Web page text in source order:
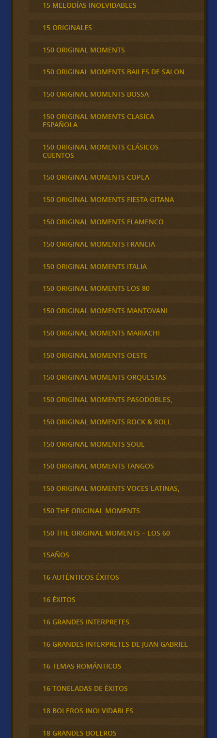
15 MELODÍAS INOLVIDABLES
15 ORIGINALES
150 ORIGINAL MOMENTS
150 ORIGINAL MOMENTS BAILES DE SALON
150 ORIGINAL MOMENTS BOSSA
150 ORIGINAL MOMENTS CLASICA
ESPAÑOLA
150 ORIGINAL MOMENTS CLÁSICOS
CUENTOS
150 ORIGINAL MOMENTS COPLA
150 ORIGINAL MOMENTS FIESTA GITANA
150 ORIGINAL MOMENTS FLAMENCO
150 ORIGINAL MOMENTS FRANCIA
150 ORIGINAL MOMENTS ITALIA
150 ORIGINAL MOMENTS LOS 80
150 ORIGINAL MOMENTS MANTOVANI
150 ORIGINAL MOMENTS MARIACHI
150 ORIGINAL MOMENTS OESTE
150 ORIGINAL MOMENTS ORQUESTAS
150 ORIGINAL MOMENTS PASODOBLES,
150 ORIGINAL MOMENTS ROCK & ROLL
150 ORIGINAL MOMENTS SOUL
150 ORIGINAL MOMENTS TANGOS
150 ORIGINAL MOMENTS VOCES LATINAS,
150 THE ORIGINAL MOMENTS
150 THE ORIGINAL MOMENTS – LOS 60
15AÑOS
16 AUTÉNTICOS ÉXITOS
16 ÉXITOS
16 GRANDES INTERPRETES
16 GRANDES INTERPRETES DE JUAN GABRIEL
16 TEMAS ROMÁNTICOS
16 TONELADAS DE ÉXITOS
18 BOLEROS INOLVIDABLES
18 GRANDES BOLEROS